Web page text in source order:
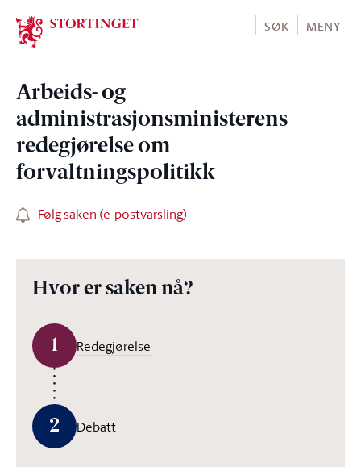
Stortinget.no
SØK MENY
Arbeids- og
administrasjonsministerens
redegjørelse om
forvaltningspolitikk
Følg saken (e-postvarsling)
Hvor er saken nå?
1 Redegjørelse
2 Debatt